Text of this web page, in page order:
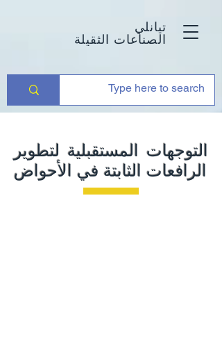
تيانلي
الصناعات الثقيلة
التوجهات المستقبلية لتطوير
الرافعات الثابتة في الأحواض